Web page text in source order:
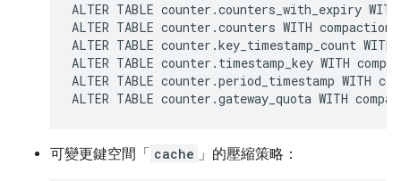
ALTER TABLE counter.counters_with_expiry
ALTER TABLE counter.counters WITH
ALTER TABLE counter.key_timestamp_count
ALTER TABLE counter.timestamp_key WITH
ALTER TABLE counter.period_timestamp
ALTER TABLE counter.gateway_quota WITH
可變更鍵空間「 cache 」的壓縮策略：